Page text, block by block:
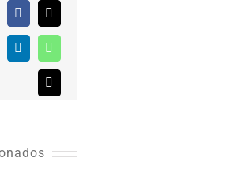
Facebook
X
LinkedInWhatsApp
Correo
electrónico